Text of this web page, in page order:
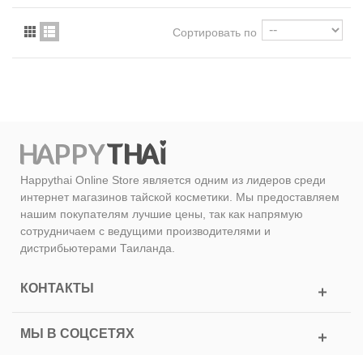
Сортировать по
Happythai Online Store является одним из лидеров среди
интернет магазинов тайской косметики. Мы предоставляем
нашим покупателям лучшие цены, так как напрямую
сотрудничаем с ведущими производителями и
дистрибьютерами Таиланда.
КОНТАКТЫ
МЫ В СОЦСЕТЯХ